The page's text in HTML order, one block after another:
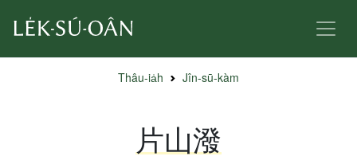
Thâu-ia̍h Jîn-sū-kàm
片山潑